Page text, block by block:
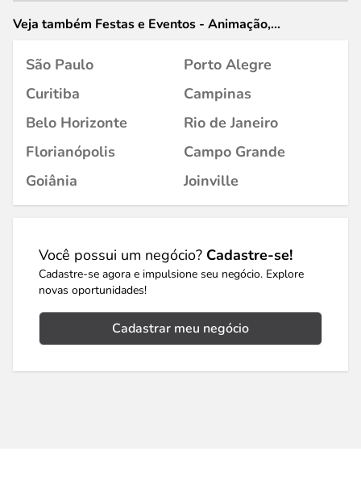
Veja também Festas e Eventos - Animação,
São Paulo
Porto Alegre
Curitiba
Campinas
Belo Horizonte
Rio de Janeiro
Florianópolis
Campo Grande
Goiânia
Joinville
Você possui um negócio? Cadastre-se!
Cadastre-se agora e impulsione seu negócio. Explore
novas oportunidades!
Cadastrar meu negócio